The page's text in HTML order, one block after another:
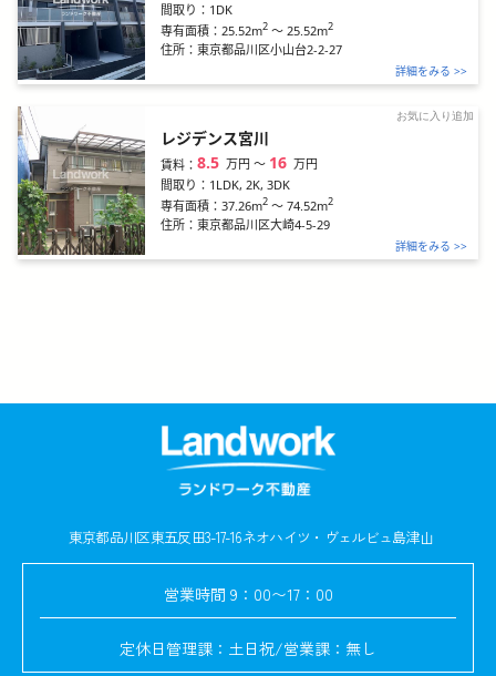
間取り： 1DK
専有面積：25.52m2 ～ 25.52m2
住所：東京都品川区小山台2-2-27
詳細をみる >>
お気に入り追加
レジデンス宮川
賃料：8.5 万円〜 16 万円
間取り： 1LDK, 2K, 3DK
専有面積：37.26m2 ～ 74.52m2
住所：東京都品川区大崎4-5-29
詳細をみる >>
東京都品川区東五反田3-17-16ネオハイツ・ヴェルビュ島津山
営業時間 9：00〜17：00
定休日管理課：土日祝/営業課：無し